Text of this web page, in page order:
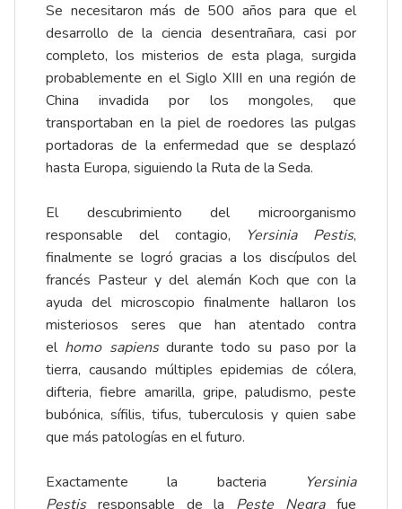
Se necesitaron más de 500 años para que el
desarrollo de la ciencia desentrañara, casi por
completo, los misterios de esta plaga, surgida
probablemente en el Siglo XIII en una región de
China invadida por los mongoles, que
transportaban en la piel de roedores las pulgas
portadoras de la enfermedad que se desplazó
hasta Europa, siguiendo la Ruta de la Seda.
El descubrimiento del microorganismo
responsable del contagio,
Yersinia Pestis,
finalmente se logró gracias a los discípulos del
francés Pasteur y del alemán Koch que con la
ayuda del microscopio finalmente hallaron los
misteriosos seres que han atentado contra
el homo sapiensdurante todo su paso por la
tierra, causando múltiples epidemias de cólera,
difteria, fiebre amarilla, gripe, paludismo, peste
bubónica, sífilis, tifus, tuberculosis y quien sabe
que más patologías en el futuro.
Exactamente la bacteria
Yersinia
Pestisresponsable de la Peste Negrafue